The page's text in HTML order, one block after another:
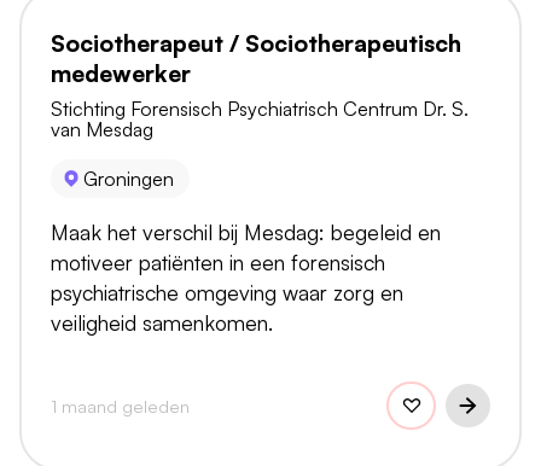
Sociotherapeut / Sociotherapeutisch
medewerker
Stichting Forensisch Psychiatrisch Centrum Dr. S.
van Mesdag
Groningen
Maak het verschil bij Mesdag: begeleid en
motiveer patiënten in een forensisch
psychiatrische omgeving waar zorg en
veiligheid samenkomen.
1 maand geleden